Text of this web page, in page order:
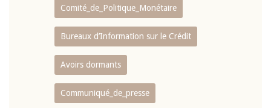
Comité_de_Politique_Monétaire
Bureaux d’Information sur le Crédit
Avoirs dormants
Communiqué_de_presse